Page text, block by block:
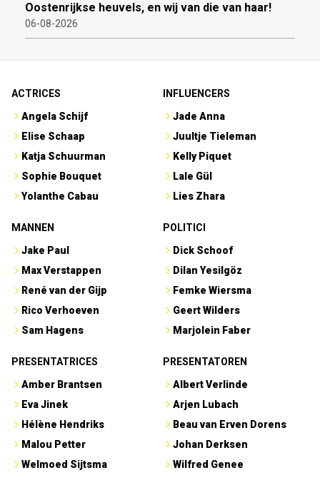
Oostenrijkse heuvels, en wij van die van haar!
06-08-2026
ACTRICES
Angela Schijf
Elise Schaap
Katja Schuurman
Sophie Bouquet
Yolanthe Cabau
INFLUENCERS
Jade Anna
Juultje Tieleman
Kelly Piquet
Lale Gül
Lies Zhara
MANNEN
Jake Paul
Max Verstappen
René van der Gijp
Rico Verhoeven
Sam Hagens
POLITICI
Dick Schoof
Dilan Yesilgöz
Femke Wiersma
Geert Wilders
Marjolein Faber
PRESENTATRICES
Amber Brantsen
Eva Jinek
Hélène Hendriks
Malou Petter
Welmoed Sijtsma
PRESENTATOREN
Albert Verlinde
Arjen Lubach
Beau van Erven Dorens
Johan Derksen
Wilfred Genee